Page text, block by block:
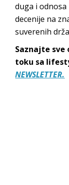
duga i
decenije na
suverenih
Saznajte sve
toku sa
NEWSLETTER.